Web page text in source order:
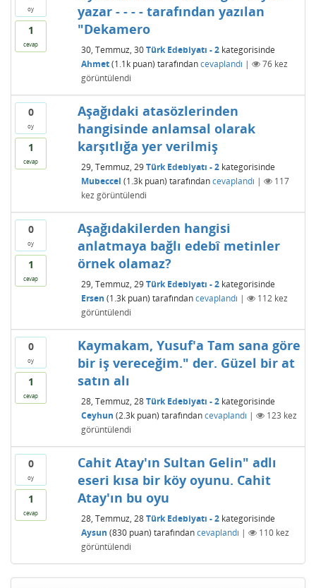
oy
1
cevap
yazar - - - - tarafından yazılan
"Dekamero
30, Temmuz, 30 Türk Edebiyatı - 2kategorisinde
Ahmet (1.1kpuan) tarafından cevaplandı | 76kez
görüntülendi
0
oy
1
cevap
Aşağıdaki atasözlerinden
hangisinde anlamsal olarak
karşıtlığa yer verilmiş
29, Temmuz, 29 Türk Edebiyatı - 2kategorisinde
Mubeccel (1.3kpuan) tarafından cevaplandı |
117
kez görüntülendi
0
oy
1
cevap
Aşağıdakilerden hangisi
anlatmaya bağlı edebî metinler
örnek olamaz?
29, Temmuz, 29 Türk Edebiyatı - 2kategorisinde
Ersen (1.3kpuan) tarafından cevaplandı | 112kez
görüntülendi
0
oy
1
cevap
Kaymakam, Yusuf'a Tam sana göre
bir iş vereceğim." der. Güzel bir at
satın alı
28, Temmuz, 28 Türk Edebiyatı - 2kategorisinde
Ceyhun (2.3kpuan) tarafından cevaplandı | 123 kez
görüntülendi
0
oy
1
cevap
Cahit Atay'ın Sultan Gelin" adlı
eseri kısa bir köy oyunu. Cahit
Atay'ın bu oyu
28, Temmuz, 28 Türk Edebiyatı - 2kategorisinde
Aysun (830puan) tarafından cevaplandı | 110kez
görüntülendi